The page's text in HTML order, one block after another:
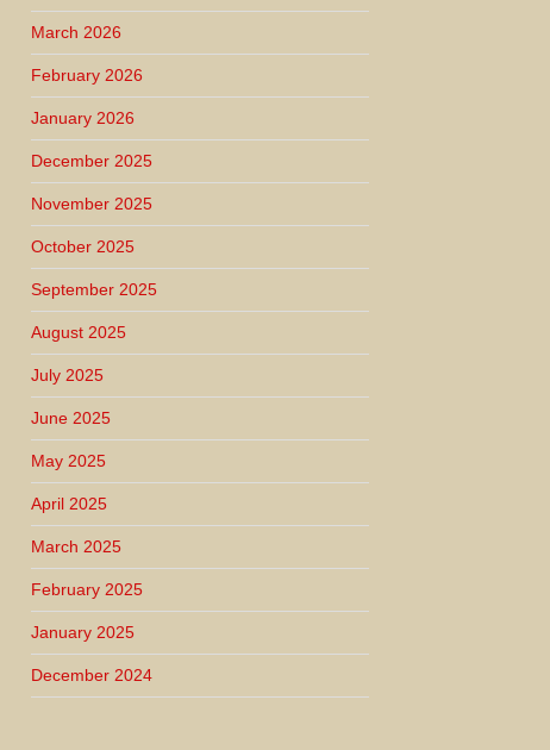
March 2026
February 2026
January 2026
December 2025
November 2025
October 2025
September 2025
August 2025
July 2025
June 2025
May 2025
April 2025
March 2025
February 2025
January 2025
December 2024